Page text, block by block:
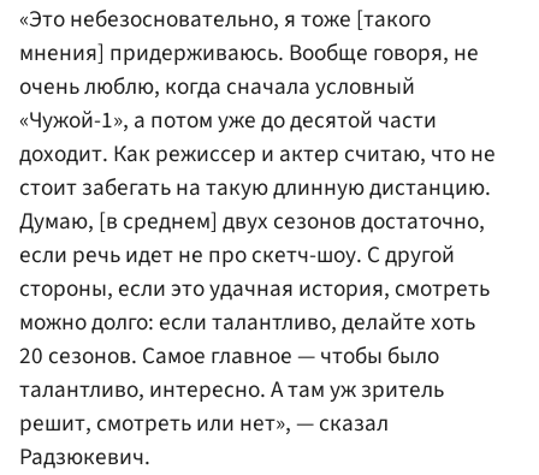
«Это небезосновательно, я тоже [такого
мнения] придерживаюсь. Вообще говоря, не
очень люблю, когда сначала условный
«Чужой-1», а потом уже до десятой части
доходит. Как режиссер и актер считаю, что не
стоит забегать на такую длинную дистанцию.
Думаю, [в среднем] двух сезонов достаточно,
если речь идет не про скетч-шоу. С другой
стороны, если это удачная история, смотреть
можно долго: если талантливо, делайте хоть
20 сезонов. Самое главное — чтобы было
талантливо, интересно. А там уж зритель
решит, смотреть или нет», — сказал
Радзюкевич.